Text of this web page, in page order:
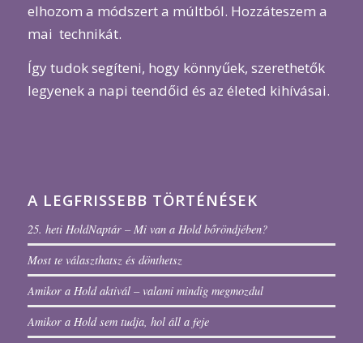
elhozom a módszert a múltból. Hozzáteszem a
mai technikát.
Így tudok segíteni, hogy könnyűek, szerethetők
legyenek a napi teendőid és az életed kihívásai.
A LEGFRISSEBB TÖRTÉNÉSEK
25. heti HoldNaptár – Mi van a Hold bőröndjében?
Most te választhatsz és dönthetsz
Amikor a Hold aktivál – valami mindig megmozdul
Amikor a Hold sem tudja, hol áll a feje